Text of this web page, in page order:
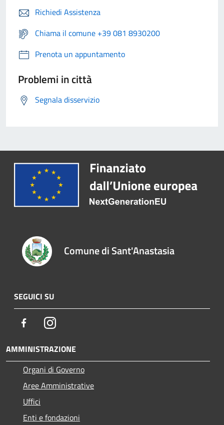
Richiedi Assistenza
Chiama il comune +39 081 8930200
Prenota un appuntamento
Problemi in città
Segnala disservizio
Comune di Sant'Anastasia
SEGUICI SU
FacebookInstagram
AMMINISTRAZIONE
Organi di Governo
Aree Amministrative
Uffici
Enti e fondazioni